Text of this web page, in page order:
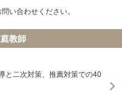
い合わせください。
教師
と二次対策、推薦対策での40